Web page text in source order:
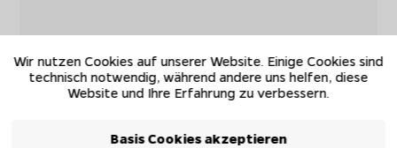
Wir nutzen Cookies auf unserer Website. Einige Cookies sind
technisch notwendig, während andere uns helfen, diese
Website und Ihre Erfahrung zu verbessern.
Basis Cookies akzeptieren